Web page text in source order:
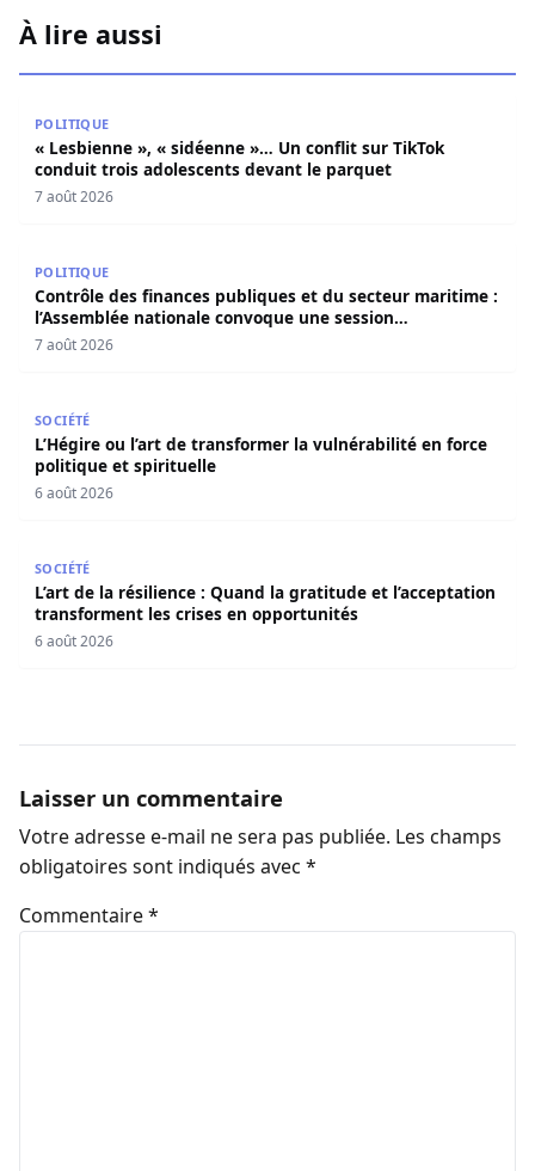
À lire aussi
POLITIQUE
« Lesbienne », « sidéenne »… Un conflit sur TikTok
conduit trois adolescents devant le parquet
7 août 2026
POLITIQUE
Contrôle des finances publiques et du secteur maritime :
l’Assemblée nationale convoque une session
extraordinaire
7 août 2026
SOCIÉTÉ
L’Hégire ou l’art de transformer la vulnérabilité en force
politique et spirituelle
6 août 2026
SOCIÉTÉ
L’art de la résilience : Quand la gratitude et l’acceptation
transforment les crises en opportunités
6 août 2026
Laisser un commentaire
Votre adresse e-mail ne sera pas publiée. Les champs
obligatoires sont indiqués avec *
Commentaire*